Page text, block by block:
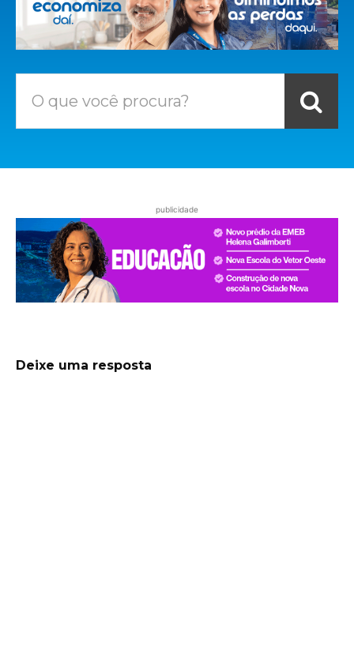
O que você procura?
publicidade
Deixe uma resposta